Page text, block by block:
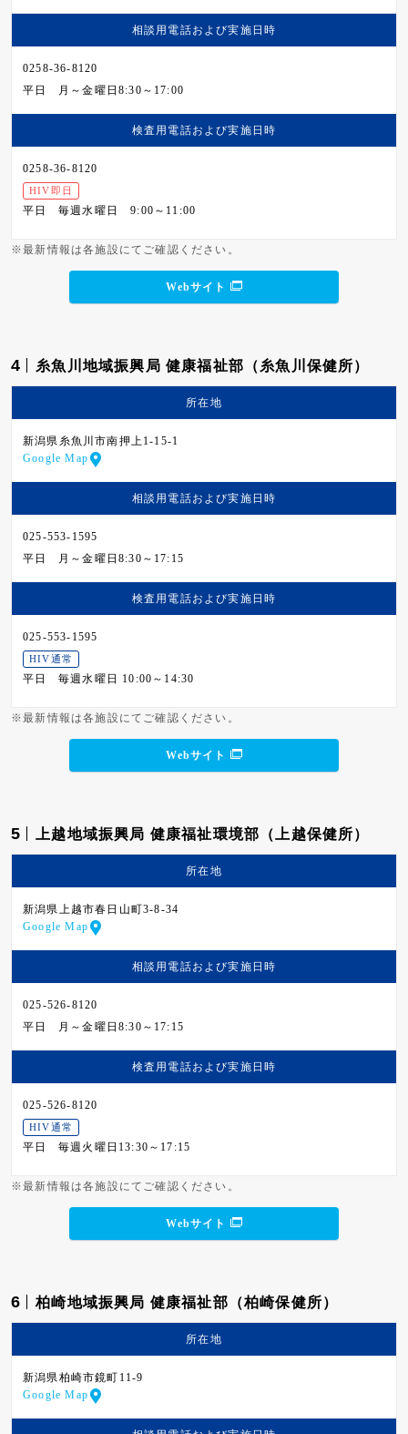
相談用電話および実施日時
0258-36-8120
平日
月～金曜日8:30～17:00
検査用電話および実施日時
0258-36-8120
HIV即日
平日 毎週水曜日 9:00～11:00
※最新情報は各施設にてご確認ください。
Webサイト
4 糸魚川地域振興局 健康福祉部（糸魚川保健所）
所在地
新潟県糸魚川市南押上1-15-1
Google Map
相談用電話および実施日時
025-553-1595
平日
月～金曜日8:30～17:15
検査用電話および実施日時
025-553-1595
HIV通常
平日 毎週水曜日 10:00～14:30
※最新情報は各施設にてご確認ください。
Webサイト
5 上越地域振興局 健康福祉環境部（上越保健所）
所在地
新潟県上越市春日山町3-8-34
Google Map
相談用電話および実施日時
025-526-8120
平日
月～金曜日8:30～17:15
検査用電話および実施日時
025-526-8120
HIV通常
平日 毎週火曜日13:30～17:15
※最新情報は各施設にてご確認ください。
Webサイト
6 柏崎地域振興局 健康福祉部（柏崎保健所）
所在地
新潟県柏崎市鏡町11-9
Google Map